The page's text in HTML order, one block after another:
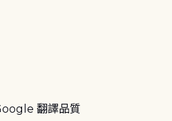
翻譯品質